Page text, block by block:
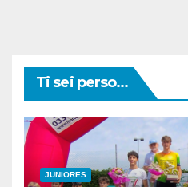
Ti sei perso...
JUNIORES